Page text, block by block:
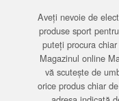
Aveți nevoie de
produse sport
puteți procura
Magazinul online
vă scutește de
orice produs chiar